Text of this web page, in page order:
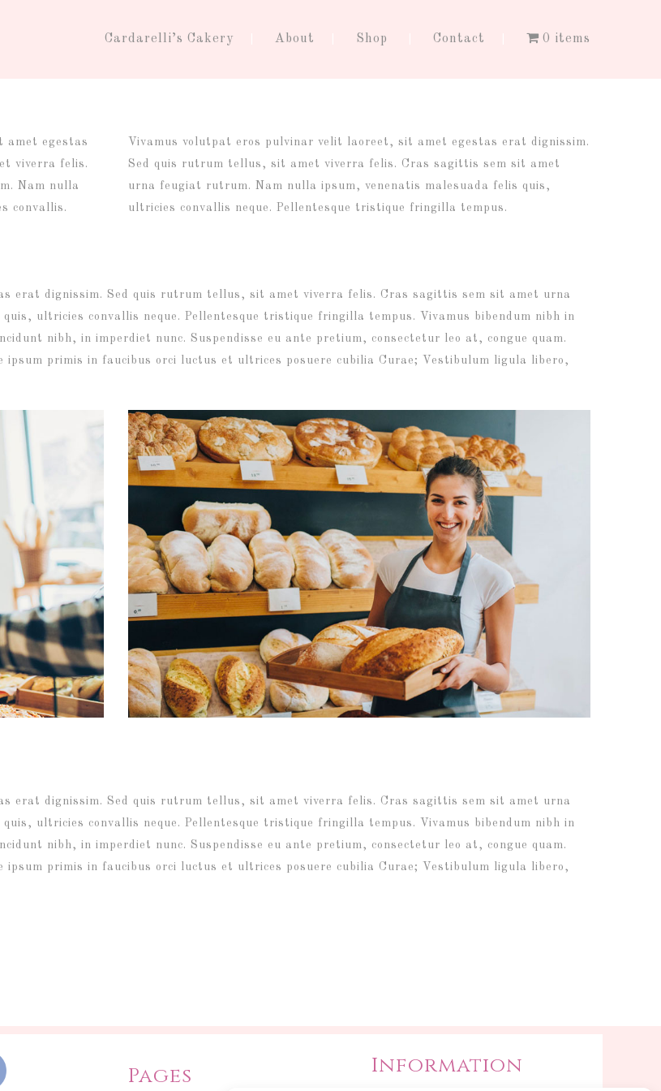
Cardarelli’s Cakery About Shop Contact 0 items
amet egestas
viverra felis.
Nam nulla
convallis.
Vivamus volutpat eros pulvinar velit laoreet, sit amet egestas erat dignissim.
Sed quis rutrum tellus, sit amet viverra felis. Cras sagittis sem sit amet
urna feugiat rutrum. Nam nulla ipsum, venenatis malesuada felis quis,
ultricies convallis neque. Pellentesque tristique fringilla tempus.
erat dignissim. Sed quis rutrum tellus, sit amet viverra felis. Cras sagittis sem sit amet urna
ultricies convallis neque. Pellentesque tristique fringilla tempus. Vivamus bibendum nibh in
nibh, in imperdiet nunc. Suspendisse eu ante pretium, consectetur leo at, congue quam.
primis in faucibus orci luctus et ultrices posuere cubilia Curae; Vestibulum ligula libero,
erat dignissim. Sed quis rutrum tellus, sit amet viverra felis. Cras sagittis sem sit amet urna
ultricies convallis neque. Pellentesque tristique fringilla tempus. Vivamus bibendum nibh in
nibh, in imperdiet nunc. Suspendisse eu ante pretium, consectetur leo at, congue quam.
primis in faucibus orci luctus et ultrices posuere cubilia Curae; Vestibulum ligula libero,
Pages Information